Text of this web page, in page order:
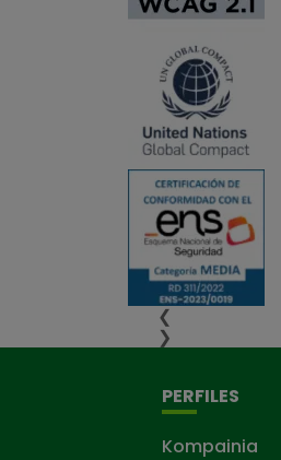
❮
❯
PERFILES
Kompainia